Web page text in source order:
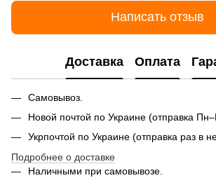
Написать отзыв
Доставка Оплата
Самовывоз.
Новой почтой по Украине (отправка
Укрпочтой по Украине (отправка раз в
Подробнее о доставке
Наличными при самовывозе.